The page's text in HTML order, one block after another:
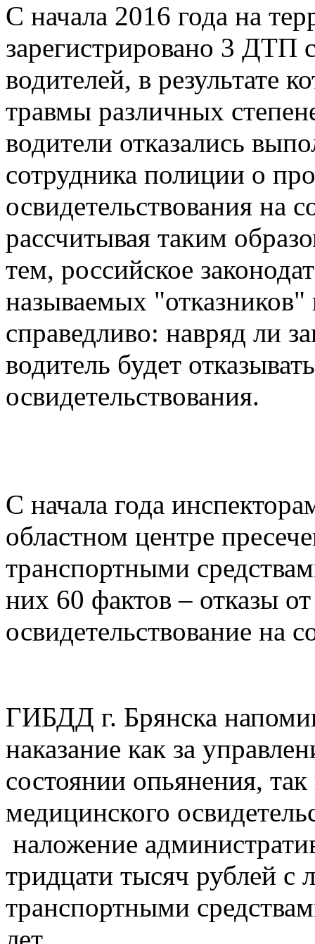
С начала 2016 года на
зарегистрировано 3 ДТП
водителей, в результате
травмы различных
водители отказались
сотрудника полиции о
освидетельствования на
рассчитывая таким
тем, российское
называемых
справедливо: навряд ли
водитель будет
освидетельствования.
С начала года
областном центре
транспортными
них 60 фактов – отказы
освидетельствование на
ГИБДД г. Брянска
наказание как за
состоянии опьянения,
медицинского
наложение
тридцати тысяч рублей с
транспортными